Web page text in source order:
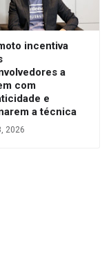
incentiva
a
com
e
a técnica
2026